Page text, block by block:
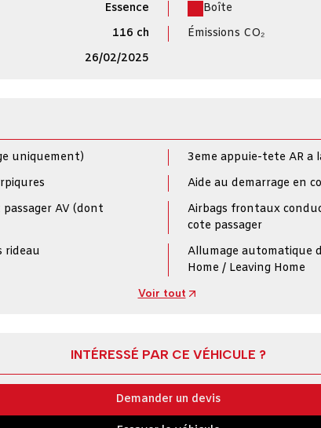
Essence Boîte
116 ch Émissions CO₂
26/02/2025
uniquement)
3eme appuie-tete AR a
Aide au demarrage en
AV (dont
Airbags frontaux
cote passager
rideau
Allumage automatique
Home / Leaving Home
Voir tout
INTÉRESSÉ PAR CE VÉHICULE ?
Demander un devis